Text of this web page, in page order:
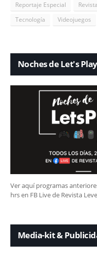
Reportaje Especial
Tecnología
Videojuegos
Noches de Let's
Ver aquí programas
hrs en FB Live de Revista
Media-kit &